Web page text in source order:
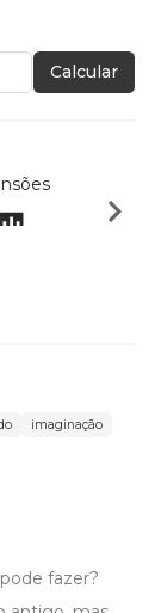
Calcular
imaginação
fazer?